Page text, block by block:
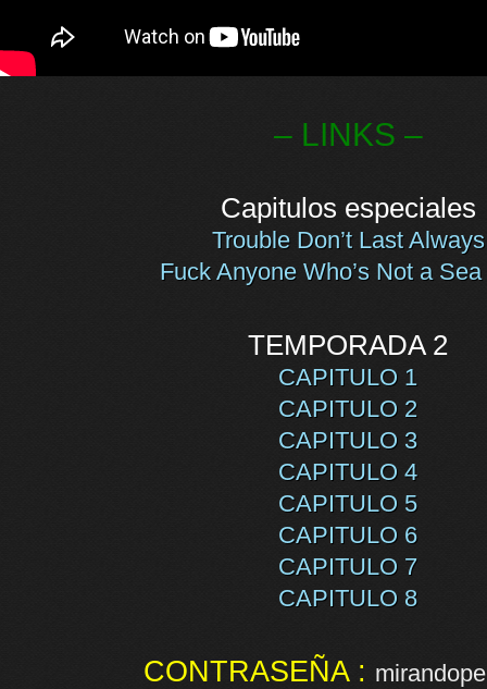
– LINKS –
Capitulos especiales
Trouble Don’t Last Always
Fuck Anyone Who’s Not a
TEMPORADA 2
CAPITULO 1
CAPITULO 2
CAPITULO 3
CAPITULO 4
CAPITULO 5
CAPITULO 6
CAPITULO 7
CAPITULO 8
CONTRASEÑA :